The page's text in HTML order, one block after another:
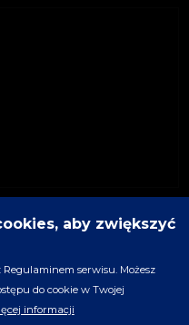
aby zwiększyć
serwisu. Możesz
do cookie w Twojej
informacji